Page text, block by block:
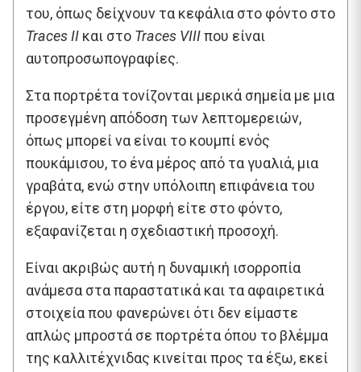
του, όπως δείχνουν τα κεφάλια στο φόντο στο
Traces II και στο Traces VIIIπου είναι
αυτοπροσωπογραφίες.
Στα πορτρέτα τονίζονται μερικά σημεία με μια
προσεγμένη απόδοση των λεπτομερειών,
όπως μπορεί να είναι το κουμπί ενός
πουκάμισου, το ένα μέρος από τα γυαλιά, μια
γραβάτα, ενώ στην υπόλοιπη επιφάνεια του
έργου, είτε στη μορφή είτε στο φόντο,
εξαφανίζεται η σχεδιαστική προσοχή.
Είναι ακριβώς αυτή η δυναμική ισορροπία
ανάμεσα στα παραστατικά και τα αφαιρετικά
στοιχεία που φανερώνει ότι δεν είμαστε
απλώς μπροστά σε πορτρέτα όπου το βλέμμα
της καλλιτέχνιδας κινείται προς τα έξω, εκεί